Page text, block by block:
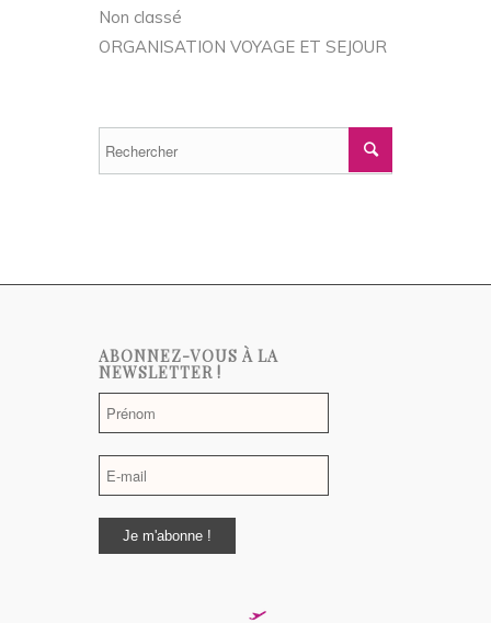
Non classé
ORGANISATION VOYAGE ET SEJOUR
ABONNEZ-VOUS À LA
NEWSLETTER !